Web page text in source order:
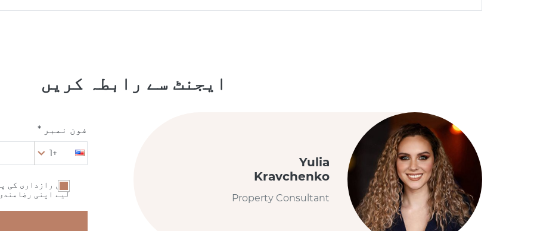
ایجنٹ سے رابطہ کریں
Yulia
Kravchenko
Property Consultant
فون نمبر *
+1
میں رازداری کی
لیے اپنی